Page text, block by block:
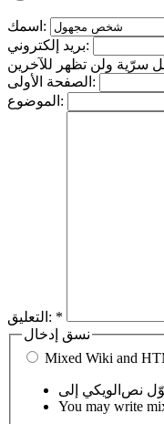
اسمك:
بريد إلكتروني:
الصفحة الأولى:
الموضوع:
التعليق: *
نسق إدخال
Mixed Wiki and
You may write